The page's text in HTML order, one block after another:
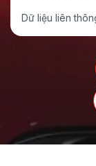
Dữ liệu liên